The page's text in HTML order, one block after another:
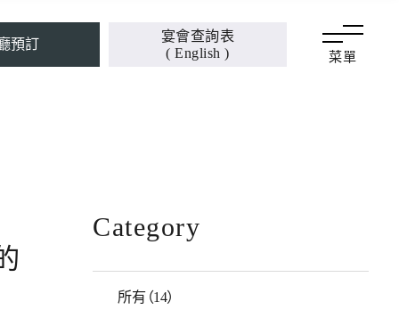
預訂
宴會查詢表
( English )
菜單
Category
所有（14）